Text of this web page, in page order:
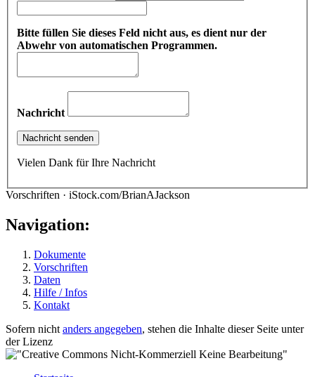
Bitte füllen Sie dieses Feld nicht aus, es dient nur der
Abwehr von automatischen Programmen.
Nachricht
Vielen Dank für Ihre Nachricht
Vorschriften · iStock.com/BrianAJackson
Navigation:
Dokumente
Vorschriften
Daten
Hilfe / Infos
Kontakt
Sofern nicht anders angegeben, stehen die Inhalte dieser Seite unter
der Lizenz